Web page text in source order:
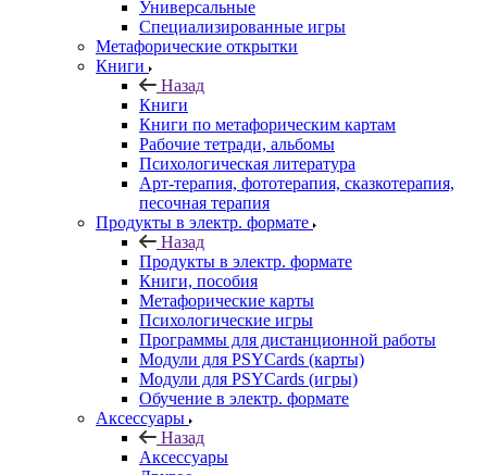
Универсальные
Специализированные игры
Метафорические открытки
Книги
Назад
Книги
Книги по метафорическим картам
Рабочие тетради, альбомы
Психологическая литература
Арт-терапия, фототерапия, сказкотерапия,
песочная терапия
Продукты в электр. формате
Назад
Продукты в электр. формате
Книги, пособия
Метафорические карты
Психологические игры
Программы для дистанционной работы
Модули для PSYCards (карты)
Модули для PSYCards (игры)
Обучение в электр. формате
Аксессуары
Назад
Аксессуары